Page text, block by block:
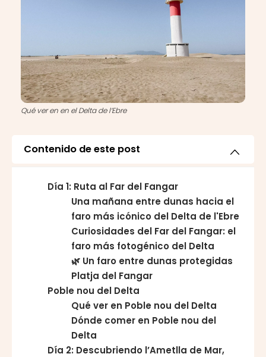
Qué ver en en el Delta de l’Ebre
Contenido de este post
Día 1: Ruta al Far del Fangar
Una mañana entre dunas hacia el
faro más icónico del Delta de l'Ebre
Curiosidades del Far del Fangar: el
faro más fotogénico del Delta
🌿 Un faro entre dunas protegidas
Platja del Fangar
Poble nou del Delta
Qué ver en Poble nou del Delta
Dónde comer en Poble nou del
Delta
Día 2: Descubriendo l’Ametlla de Mar,